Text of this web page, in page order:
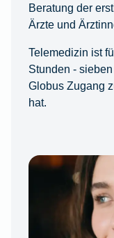
Beratung der
Ärzte und
Telemedizin ist
Stunden -
Globus Zugang
hat.